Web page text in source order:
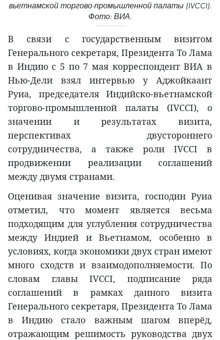
вьетнамской торгово-промышленной палаты (IVCCI).
Фото: ВИА.
В связи с государственным визитом
Генерального секретаря, Президента То Лама
в Индию с 5 по 7 мая корреспондент ВИА в
Нью-Дели взял интервью у Аджойкаант
Руиа, председателя Индийско-вьетнамской
торгово-промышленной палаты (IVCCI), о
значении и результатах визита,
перспективах двустороннего
сотрудничества, а также роли IVCCI в
продвижении реализации соглашений
между двумя странами.
Оценивая значение визита, господин Руиа
отметил, что момент является весьма
подходящим для углубления сотрудничества
между Индией и Вьетнамом, особенно в
условиях, когда экономики двух стран имеют
много сходств и взаимодополняемости. По
словам главы IVCCI, подписание ряда
соглашений в рамках данного визита
Генерального секретаря, Президента То Лама
в Индию стало важным шагом вперёд,
отражающим решимость руководства двух